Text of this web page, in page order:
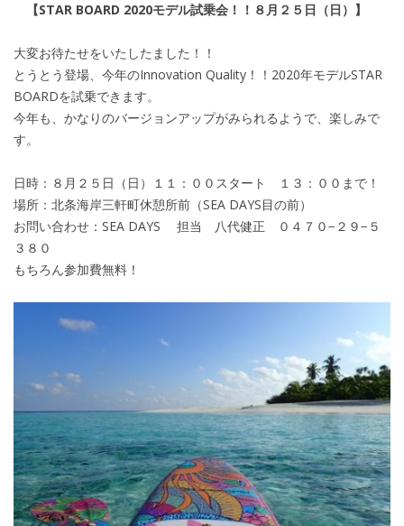
【STAR BOARD 2020モデル試乗会！！８月２５日（日）】
大変お待たせをいたしたました！！
とうとう登場、今年のInnovation Quality！！2020年モデルSTAR
BOARDを試乗できます。
今年も、かなりのバージョンアップがみられるようで、楽しみで
す。
日時：８月２５日（日）１１：００スタート １３：００まで！
場所：北条海岸三軒町休憩所前（SEA DAYS目の前）
お問い合わせ：SEA DAYS 担当 八代健正 ０４７０−２９−５
３８０
もちろん参加費無料！